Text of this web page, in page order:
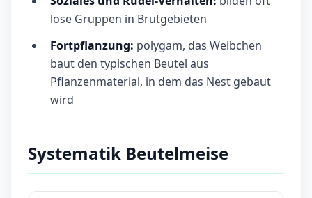
lose Gruppen in Brutgebieten
Fortpflanzung: polygam, das Weibchen
baut den typischen Beutel aus
Pflanzenmaterial, in dem das Nest gebaut
wird
Systematik Beutelmeise